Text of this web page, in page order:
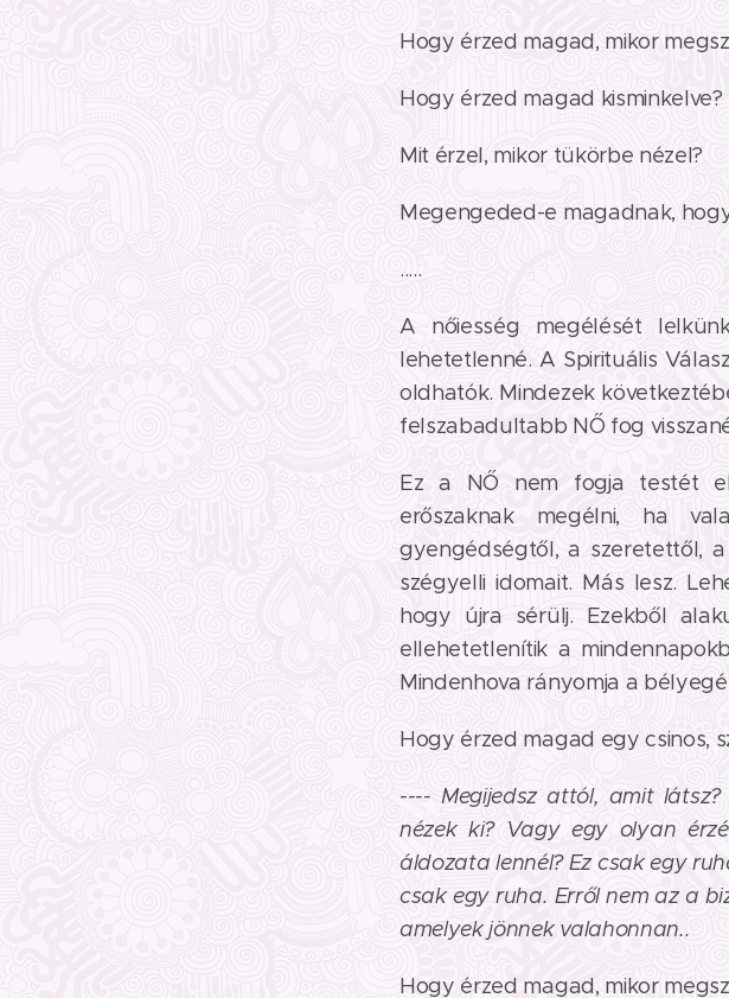
Hogy érzed magad, mikor
Hogy érzed magad kisminkelve?
Mit érzel, mikor tükörbe nézel?
Megengeded-e magadnak,
.....
A nőiesség megélését
lehetetlenné. A Spirituális
oldhatók. Mindezek
felszabadultabb NŐ fog
Ez a NŐ nem fogja testét
erőszaknak megélni, ha
gyengédségtől, a szeretettől,
szégyelli idomait. Más lesz.
hogy újra sérülj. Ezekből
ellehetetlenítik a
Mindenhova rányomja a
Hogy érzed magad egy csinos,
---- Megijedsz attól, amit
nézek ki? Vagy egy olyan
áldozata lennél? Ez csak egy
csak egy ruha. Erről nem az a
amelyek jönnek valahonnan..
Hogy érzed magad, mikor